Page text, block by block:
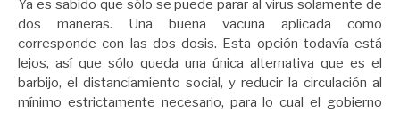
Ya es sabido que sólo se puede parar al virus solamente de
dos maneras. Una buena vacuna aplicada como
corresponde con las dos dosis. Esta opción todavía está
lejos, así que sólo queda una única alternativa que es el
barbijo, el distanciamiento social, y reducir la circulación al
mínimo estrictamente necesario, para lo cual el gobierno